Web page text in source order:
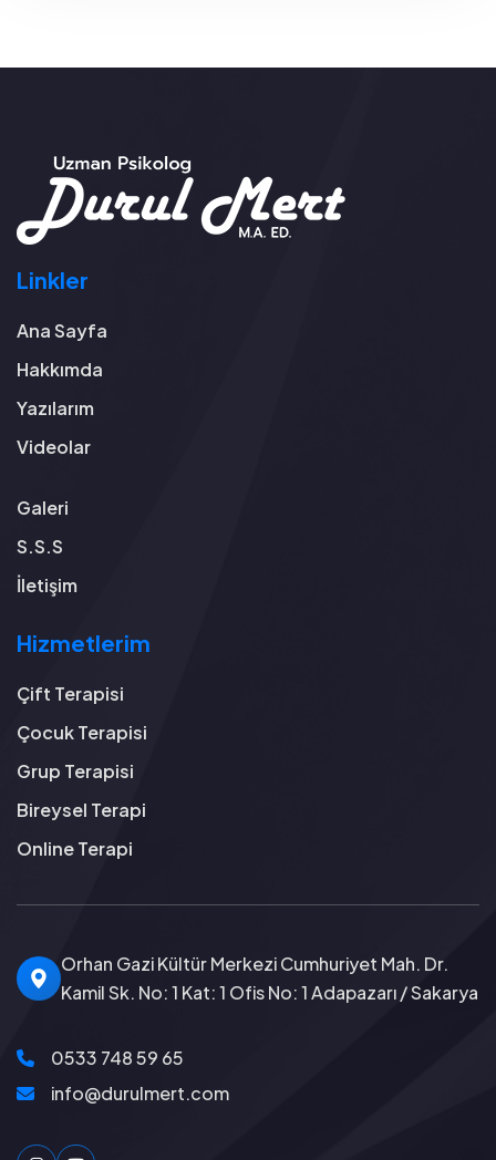
Linkler
Ana Sayfa
Hakkımda
Yazılarım
Videolar
Galeri
S.S.S
İletişim
Hizmetlerim
Çift Terapisi
Çocuk Terapisi
Grup Terapisi
Bireysel Terapi
Online Terapi
Orhan Gazi Kültür Merkezi Cumhuriyet Mah. Dr.
Kamil Sk. No: 1 Kat: 1 Ofis No: 1 Adapazarı / Sakarya
0533 748 59 65
info@durulmert.com